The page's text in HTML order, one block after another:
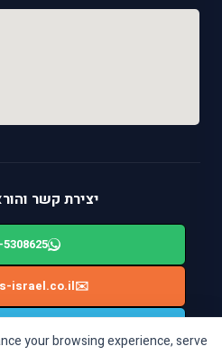
your browsing experience, serve
יצירת קשר
5308625
✉️
israel.co.il